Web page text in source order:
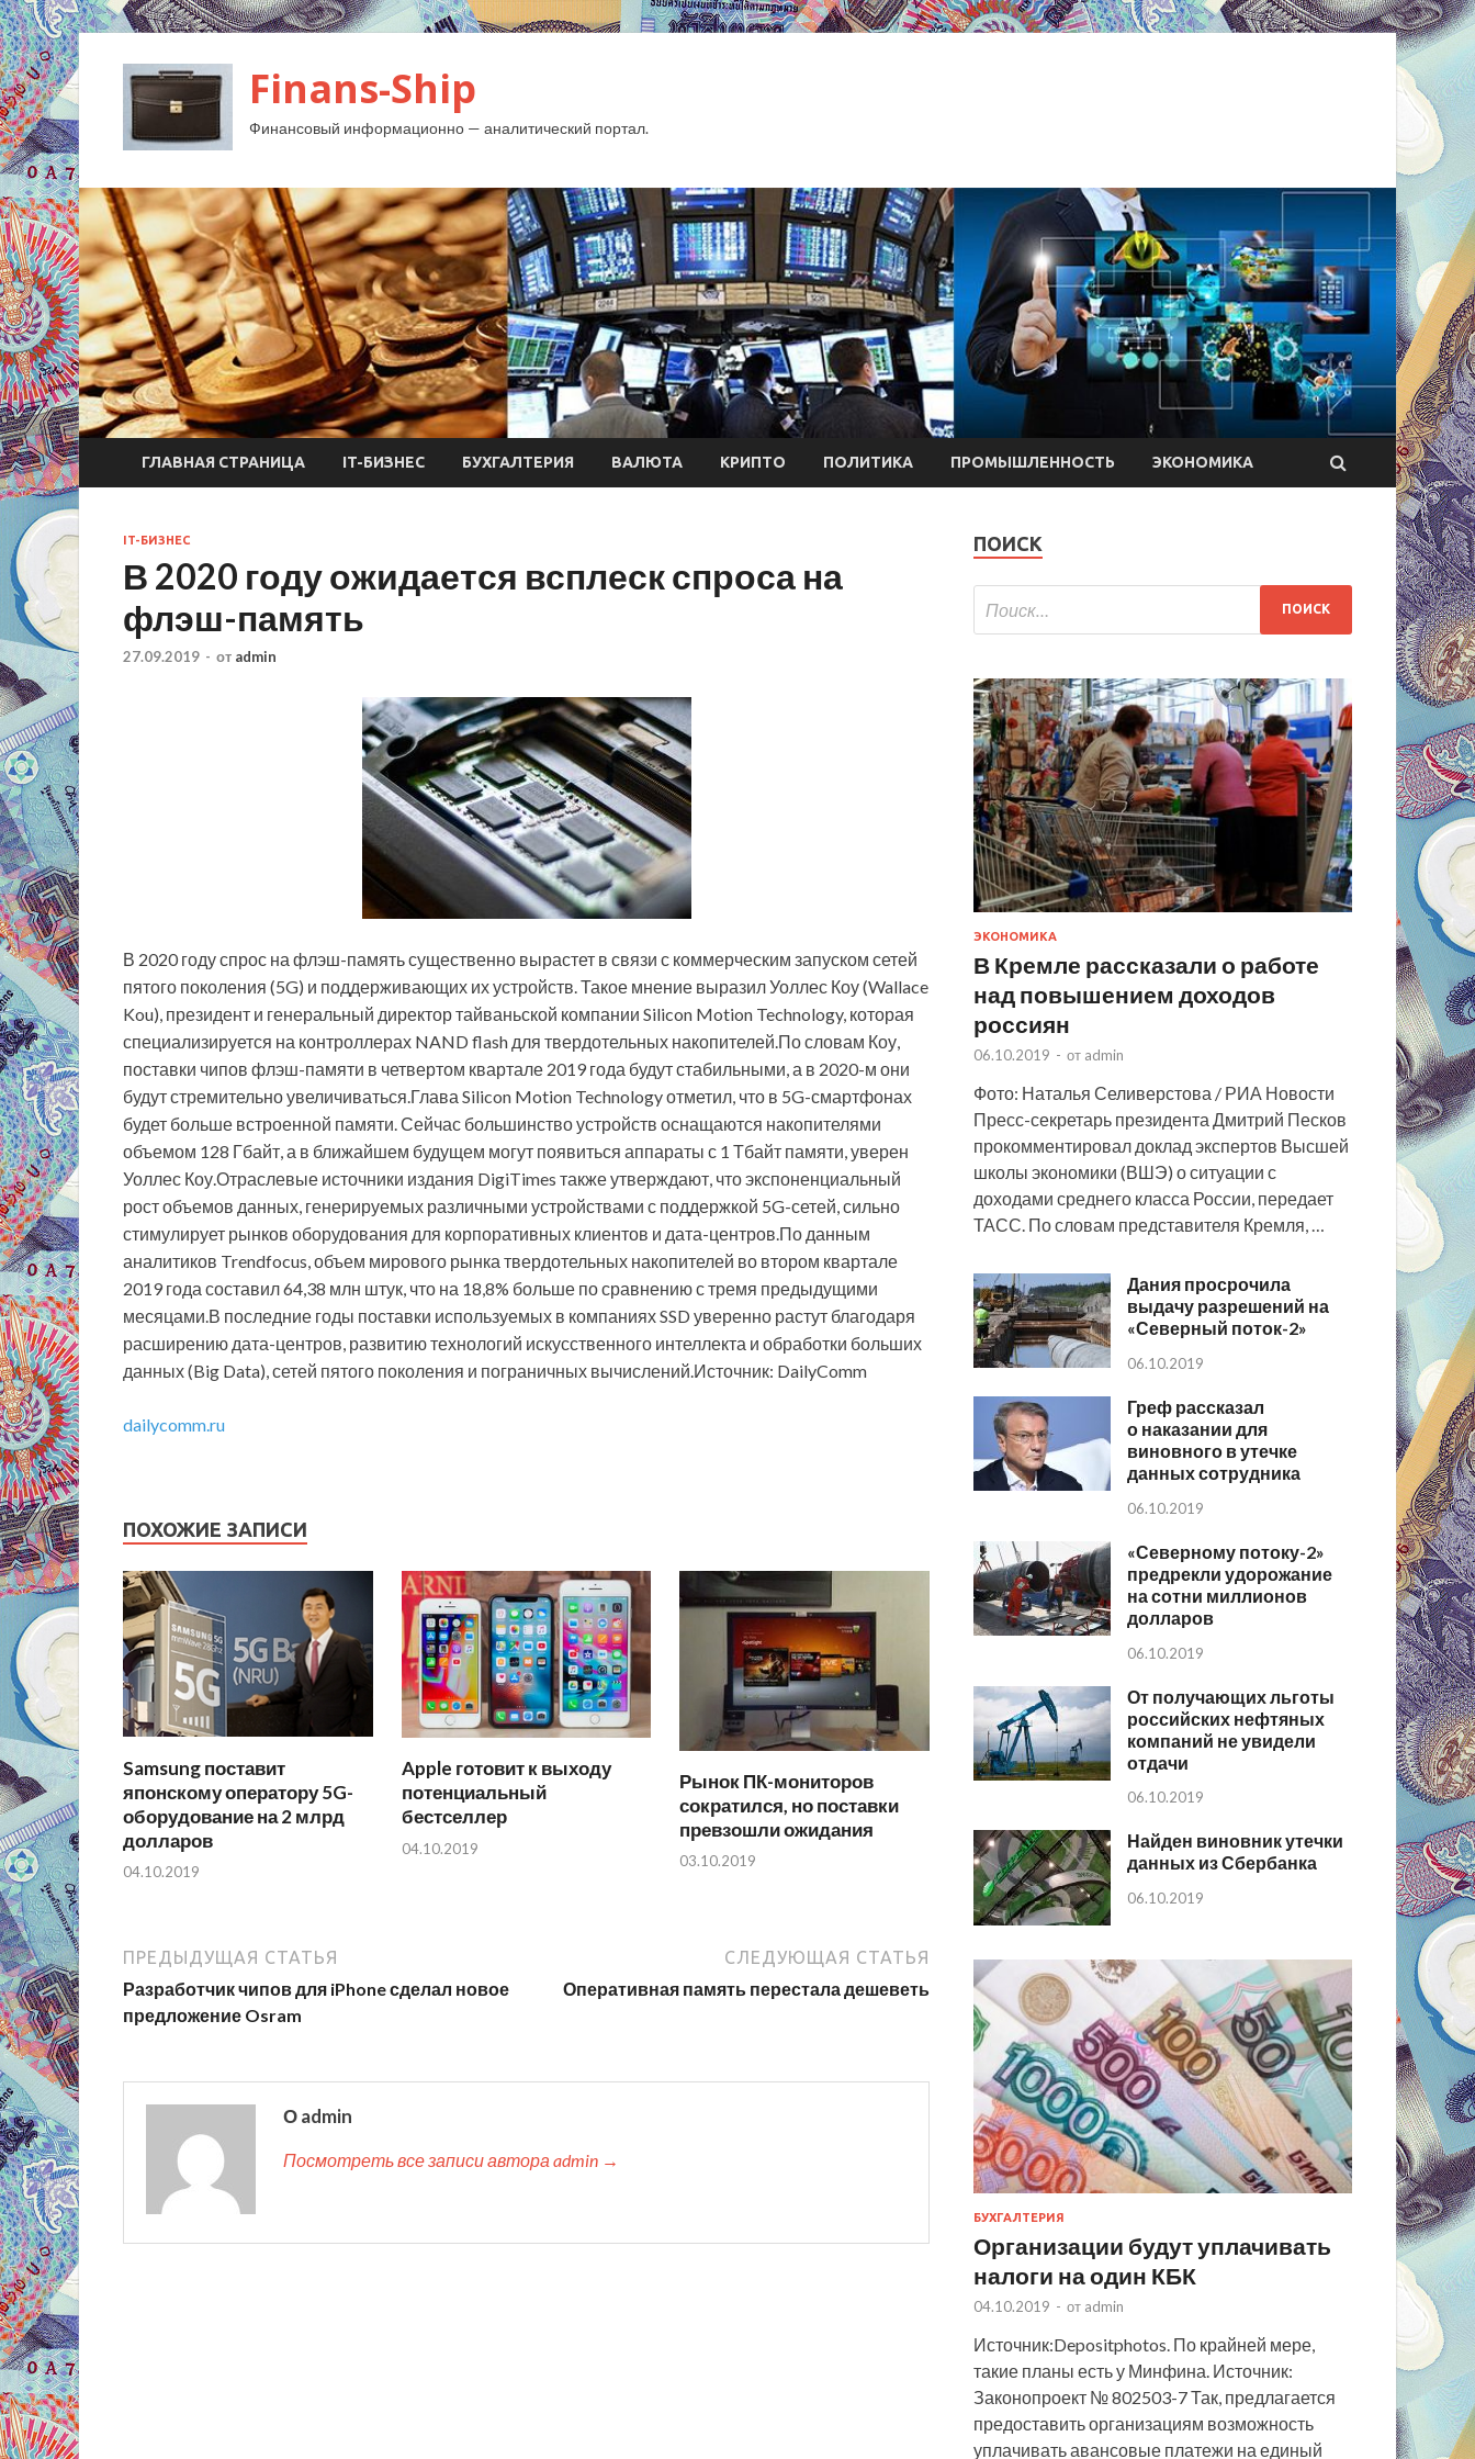
Finans-Ship
Финансовый информационно — аналитический портал.
ГЛАВНАЯ СТРАНИЦА IT-БИЗНЕС БУХГАЛТЕРИЯ ВАЛЮТА КРИПТО ПОЛИТИКА ПРОМЫШЛЕННОСТЬ ЭКОНОМИКА
IT-БИЗНЕС
В 2020 году ожидается всплеск спроса на
флэш-память
27.09.2019 - от admin
В 2020 году спрос на флэш-память существенно вырастет в связи с коммерческим запуском сетей
пятого поколения (5G) и поддерживающих их устройств. Такое мнение выразил Уоллес Коу (Wallace
Kou), президент и генеральный директор тайваньской компании Silicon Motion Technology, которая
специализируется на контроллерах NAND flash для твердотельных накопителей.По словам Коу,
поставки чипов флэш-памяти в четвертом квартале 2019 года будут стабильными, а в 2020-м они
будут стремительно увеличиваться.Глава Silicon Motion Technology отметил, что в 5G-смартфонах
будет больше встроенной памяти. Сейчас большинство устройств оснащаются накопителями
объемом 128 Гбайт, а в ближайшем будущем могут появиться аппараты с 1 Тбайт памяти, уверен
Уоллес Коу.Отраслевые источники издания DigiTimes также утверждают, что экспоненциальный
рост объемов данных, генерируемых различными устройствами с поддержкой 5G-сетей, сильно
стимулирует рынков оборудования для корпоративных клиентов и дата-центров.По данным
аналитиков Trendfocus, объем мирового рынка твердотельных накопителей во втором квартале
2019 года составил 64,38 млн штук, что на 18,8% больше по сравнению с тремя предыдущими
месяцами.В последние годы поставки используемых в компаниях SSD уверенно растут благодаря
расширению дата-центров, развитию технологий искусственного интеллекта и обработки больших
данных (Big Data), сетей пятого поколения и пограничных вычислений.Источник: DailyComm
dailycomm.ru
ПОХОЖИЕ ЗАПИСИ
Samsung поставит
японскому оператору 5G-
оборудование на 2 млрд
долларов
04.10.2019
Apple готовит к выходу
потенциальный
бестселлер
04.10.2019
Рынок ПК-мониторов
сократился, но поставки
превзошли ожидания
03.10.2019
ПРЕДЫДУЩАЯ СТАТЬЯ
Разработчик чипов для iPhone сделал новое
предложение Osram
СЛЕДУЮЩАЯ СТАТЬЯ
Оперативная память перестала дешеветь
О admin
Посмотреть все записи автора admin →
ПОИСК
ЭКОНОМИКА
В Кремле рассказали о работе
над повышением доходов
россиян
06.10.2019 - от admin
Фото: Наталья Селиверстова / РИА Новости
Пресс-секретарь президента Дмитрий Песков
прокомментировал доклад экспертов Высшей
школы экономики (ВШЭ) о ситуации с
доходами среднего класса России, передает
ТАСС. По словам представителя Кремля, …
Дания просрочила
выдачу разрешений на
«Северный поток-2»
06.10.2019
Греф рассказал
о наказании для
виновного в утечке
данных сотрудника
06.10.2019
«Северному потоку-2»
предрекли удорожание
на сотни миллионов
долларов
06.10.2019
От получающих льготы
российских нефтяных
компаний не увидели
отдачи
06.10.2019
Найден виновник утечки
данных из Сбербанка
06.10.2019
БУХГАЛТЕРИЯ
Организации будут уплачивать
налоги на один КБК
04.10.2019 - от admin
Источник:Depositphotos. По крайней мере,
такие планы есть у Минфина. Источник:
Законопроект № 802503-7 Так, предлагается
предоставить организациям возможность
уплачивать авансовые платежи на единый